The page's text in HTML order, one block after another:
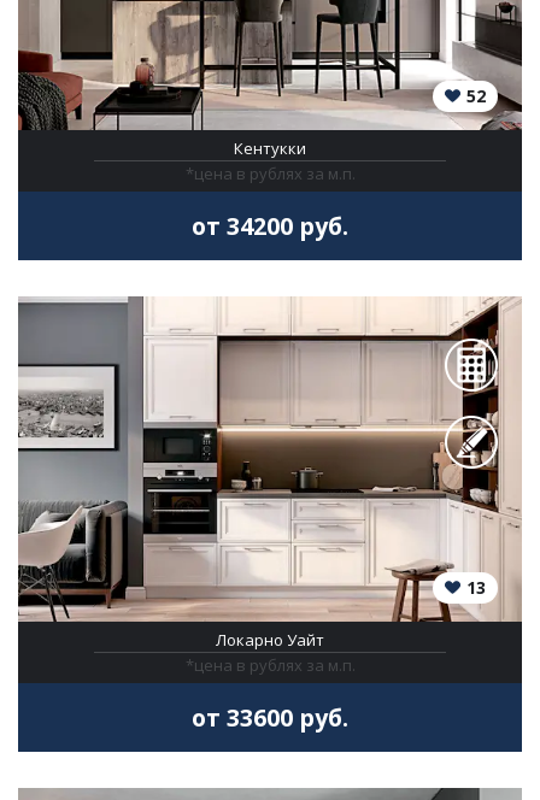
52
Кентукки
*цена в рублях за м.п.
от 34200 руб.
13
Локарно Уайт
*цена в рублях за м.п.
от 33600 руб.